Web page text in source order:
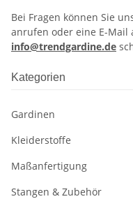
Bei Fragen können Sie
anrufen oder eine E-Mail
info@trendgardine.de
Kategorien
Gardinen
Kleiderstoffe
Maßanfertigung
Stangen & Zubehör